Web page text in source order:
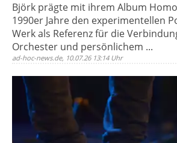
Björk prägte mit ihrem Album
1990er Jahre den experimentellen
Werk als Referenz für die
Orchester und persönlichem ...
ad-hoc-news.de, 10.07.26 13:14 Uhr